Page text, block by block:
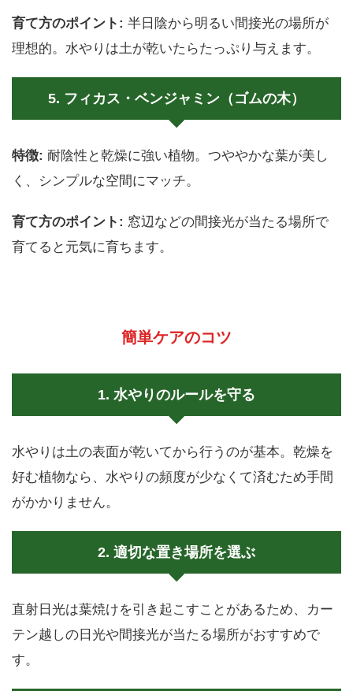
育て方のポイント: 半日陰から明るい間接光の場所が
理想的。水やりは土が乾いたらたっぷり与えます。
5. フィカス・ベンジャミン（ゴムの木）
特徴: 耐陰性と乾燥に強い植物。つややかな葉が美し
く、シンプルな空間にマッチ。
育て方のポイント: 窓辺などの間接光が当たる場所で
育てると元気に育ちます。
簡単ケアのコツ
1. 水やりのルールを守る
水やりは土の表面が乾いてから行うのが基本。乾燥を
好む植物なら、水やりの頻度が少なくて済むため手間
がかかりません。
2. 適切な置き場所を選ぶ
直射日光は葉焼けを引き起こすことがあるため、カー
テン越しの日光や間接光が当たる場所がおすすめで
す。